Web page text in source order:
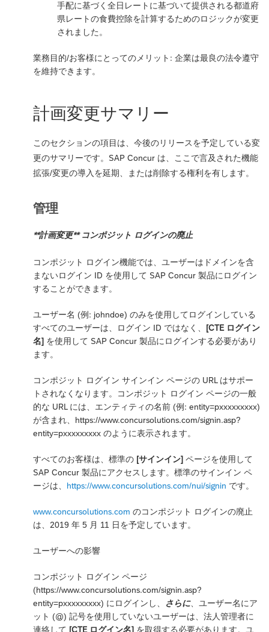
手配に基づく全日レートに基づいて提供される都道府
県レートの食費控除を計算するためのロジックが変更
されました。
業務目的/お客様にとってのメリット: 企業は最良の法令遵守
を維持できます。
計画変更サマリー
このセクションの項目は、今後のリリースを予定している変
更のサマリーです。SAP Concur は、ここで言及された機能
拡張/変更の導入を延期、または削除する権利を有します。
管理
**計画変更** コンポジット ログインの廃止
コンポジット ログイン機能では、ユーザーはドメインを含
まないログイン ID を使用して SAP Concur 製品にログイン
することができます。
ユーザー名 (例: johndoe) のみを使用してログインしている
すべてのユーザーは、ログイン ID ではなく、 [CTE ログイン
名] を使用して SAP Concur 製品にログインする必要があり
ます。
コンポジット ログイン サインイン ページの URL はサポー
トされなくなります。コンポジット ログイン ページの一般
的な URL には、エンティティの名前 (例: entity=pxxxxxxxxx)
が含まれ、https://www.concursolutions.com/signin.asp?
entity=pxxxxxxxxx のように表示されます。
すべてのお客様は、標準の [サインイン] ページを使用して
SAP Concur 製品にアクセスします。標準のサインイン ペ
ージは、 https://www.concursolutions.com/nui/signin です。
www.concursolutions.com のコンポジット ログインの廃止
は、2019 年 5 月 11 日を予定しています。
ユーザーへの影響
コンポジット ログイン ページ
(https://www.concursolutions.com/signin.asp?
entity=pxxxxxxxxx) にログインし、
さらに、ユーザー名にア
ット (@) 記号を使用していないユーザーは、法人管理者に
連絡して [CTE ログイン名] を取得する必要があります。ユ